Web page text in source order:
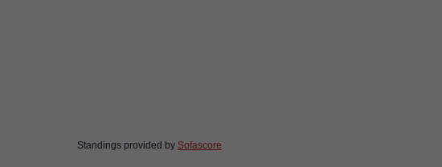
Standings provided by Sofascore